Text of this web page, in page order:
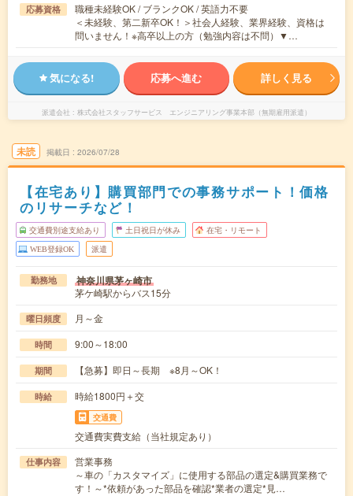
応募資格
職種未経験OK / ブランクOK / 英語力不要
＜未経験、第二新卒OK！＞社会人経験、業界経験、資格は
問いません！※高卒以上の方（勉強内容は不問）▼…
気になる! 応募へ進む 詳しく見る
派遣会社 株式会社スタッフサービス エンジニアリング事業本部（無期雇用派遣）
未読 掲載日 2026/07/28
【在宅あり】購買部門での事務サポート！価格
のリサーチなど！
交通費別途支給あり 土日祝日が休み 在宅・リモート
WEB登録OK 派遣
勤務地 神奈川県茅ヶ崎市
茅ケ崎駅からバス15分
曜日頻度 月～金
時間 9:00～18:00
期間 【急募】即日～長期 ※8月～OK！
時給 時給1800円＋交
交通費
交通費実費支給（当社規定あり）
仕事内容
営業事務
～車の「カスタマイズ」に使用する部品の選定&購買業務で
す！～*依頼があった部品を確認*業者の選定*見…